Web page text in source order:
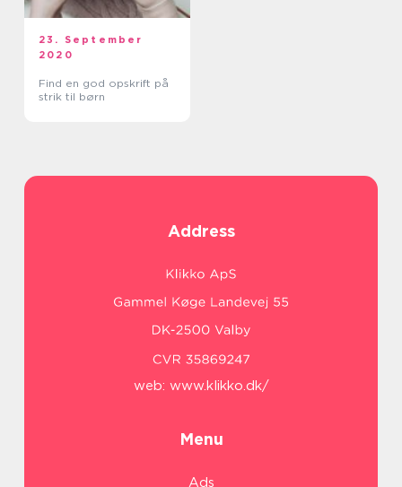
23. September
2020
Find en god opskrift på
strik til børn
Address
web: www.klikko.dk/
Menu
Ads